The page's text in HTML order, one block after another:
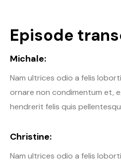
Episode
Michale:
Nam ultrices odio a felis
ornare non condimentum et,
hendrerit felis quis
Christine:
Nam ultrices odio a felis